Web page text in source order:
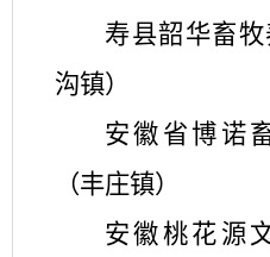
寿县韶华畜
沟镇）
安徽省博诺
（丰庄镇）
安徽桃花源